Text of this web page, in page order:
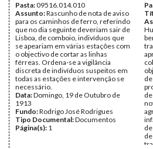
Pasta:09516.014.010
Assunto:Rascunho de nota de aviso
para os caminhos de ferro, referindo
que no dia seguinte deveriam sair de
Lisboa, de comboio, indivíduos que
se apeariam em várias estações com
o objectivo de cortar as linhas
férreas. Ordena-se a vigilância
discreta de indivíduos suspeitos em
todas as estações e intervenção se
necessário.
Data:Domingo, 19 de Outubro de
1913
Fundo:Rodrigo José Rodrigues
Tipo Documental:Documentos
Página(s): 1